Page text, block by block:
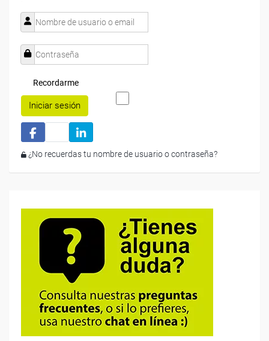
Recordarme
Iniciar sesión
¿No recuerdas tu nombre de usuario o contraseña?